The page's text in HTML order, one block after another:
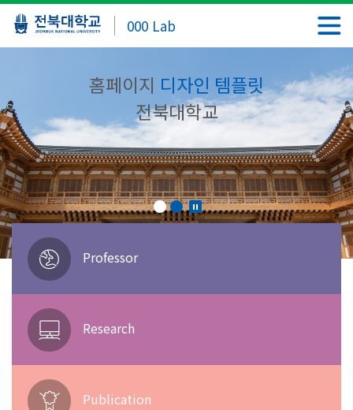
000 Lab
홈페이지 디자인 템플릿
전북대학교
Professor
Research
Publication